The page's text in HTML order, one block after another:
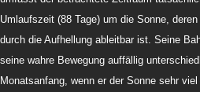
Umlaufszeit (88 Tage) um die Sonne,
durch die Aufhellung ableitbar ist. Seine
seine wahre Bewegung auffällig
Monatsanfang, wenn er der Sonne sehr